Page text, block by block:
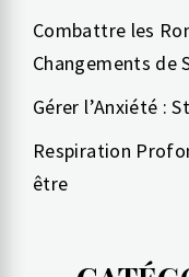
Combattre les
Changements de
Gérer l’Anxiété :
Respiration
être